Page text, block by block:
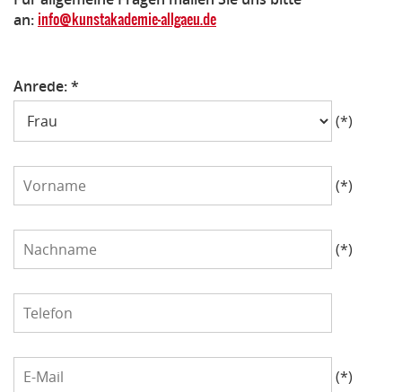
an: info@kunstakademie-allgaeu.de
Anrede: *
Anrede
(*)
Vorname
(*)
Nachname
(*)
Telefon
E-
Mail
(*)